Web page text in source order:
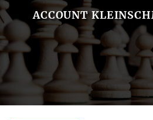
ACCOUNT